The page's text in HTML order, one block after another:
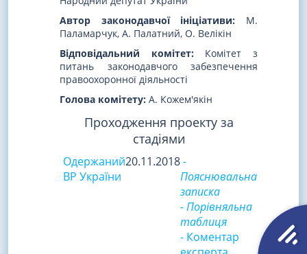
Автор законодавчої ініціативи: М.
Паламарчук, А. Палатний, О. Велікін
Відповідальний комітет:Комітет з
питань законодавчого забезпечення
правоохоронної діяльності
Голова комітету: А. Кожем'якін
Проходження проекту за
стадіями
Одержаний
ВР України
20.11.2018-
Пояснювальна
записка
- Порівняльна
таблиця
- Коментар